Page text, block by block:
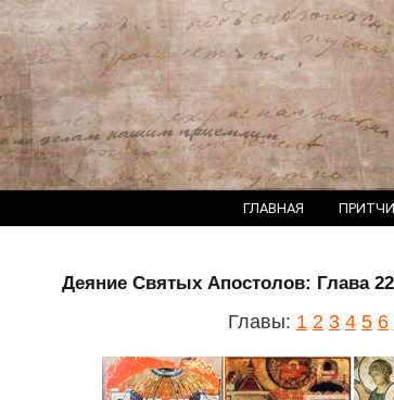
ГЛАВНАЯ ПРИТЧИ
Деяние Святых Апостолов: Глава 22
Главы: 1 2 3 4 5 6